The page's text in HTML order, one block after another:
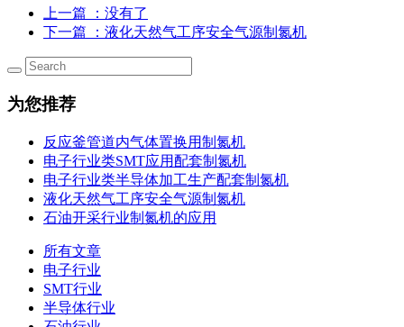
上一篇
：没有了
下一篇
：液化天然气工序安全气源制氮机
为您推荐
反应釜管道内气体置换用制氮机
电子行业类SMT应用配套制氮机
电子行业类半导体加工生产配套制氮机
液化天然气工序安全气源制氮机
石油开采行业制氮机的应用
所有文章
电子行业
SMT行业
半导体行业